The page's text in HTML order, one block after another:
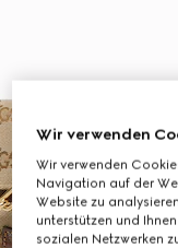
Wir verwenden
Wir verwenden
Navigation auf der
Website zu
unterstützen und
sozialen Netzwerken